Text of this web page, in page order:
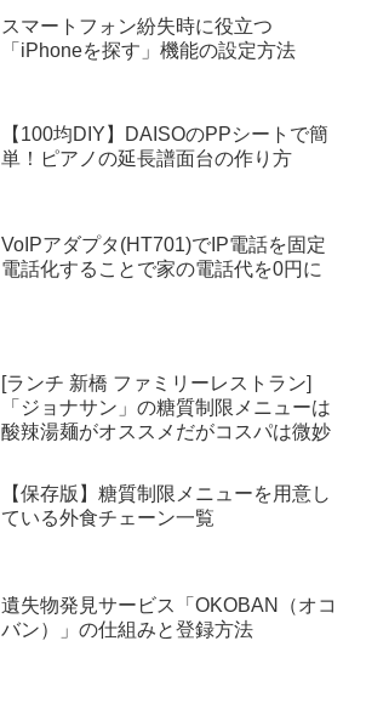
スマートフォン紛失時に役立つ
「iPhoneを探す」機能の設定方法
【100均DIY】DAISOのPPシートで簡
単！ピアノの延長譜面台の作り方
VoIPアダプタ(HT701)でIP電話を固定
電話化することで家の電話代を0円に
[ランチ 新橋 ファミリーレストラン]
「ジョナサン」の糖質制限メニューは
酸辣湯麺がオススメだがコスパは微妙
【保存版】糖質制限メニューを用意し
ている外食チェーン一覧
遺失物発見サービス「OKOBAN（オコ
バン）」の仕組みと登録方法